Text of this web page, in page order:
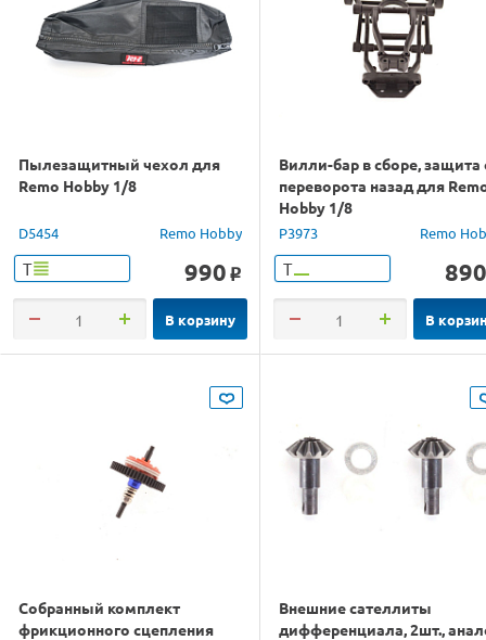
Пылезащитный чехол для
Remo Hobby 1/8
D5454 Remo Hobby
Т 990 o
В корзину
Вилли-бар в сборе, защита
переворота назад для
Hobby 1/8
P3973 Remo
Т 890
В
Собранный комплект
фрикционного сцепления
Внешние сателлиты
дифференциала, 2шт.,